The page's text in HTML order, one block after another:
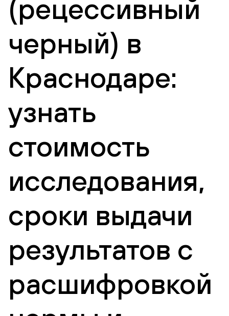
(рецессивный
черный) в
Краснодаре:
узнать
стоимость
исследования,
сроки выдачи
результатов с
расшифровкой